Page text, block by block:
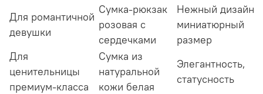
Для романтичной
девушки
Сумка-рюкзак
розовая с
сердечками
Нежный дизайн,
миниатюрный
размер
Для
ценительницы
премиум-класса
Сумка из
натуральной
кожи белая
Элегантность,
статусность